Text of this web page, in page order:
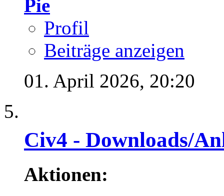
Pie
Profil
Beiträge anzeigen
01. April 2026, 20:20
Civ4 - Downloads/
Aktionen: